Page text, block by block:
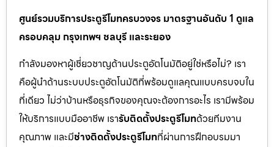
ศูนย์รวมบริการประตูรีโมทครบวงจร มาตรฐานอันดับ 1 ดูแล
ครอบคลุม กรุงเทพฯ ชลบุรี และระยอง
กำลังมองหาผู้เชี่ยวชาญด้านประตูอัตโนมัติอยู่ใช่หรือไม่? เรา
คือผู้นำด้านระบบประตูอัตโนมัติที่พร้อมดูแลคุณแบบครบจบใน
ที่เดียว ไม่ว่าบ้านหรือธุรกิจของคุณจะต้องการอะไร เรามีพร้อม
ให้บริการแบบมืออาชีพ เรารับติดตั้งประตูรีโมทด้วยทีมงาน
คุณภาพ และมีช่างติดตั้งประตูรีโมทที่ผ่านการฝึกอบรมมา